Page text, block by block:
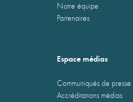
Notre équipe
Partenaires
Espace médias
Communiqués de presse
Accréditations médias